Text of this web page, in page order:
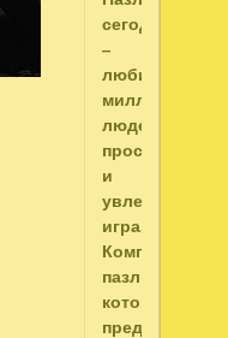
сегодня
–
любимая
миллионами
людей
простая
и
игра.
пазлы,
которые
предлагаем